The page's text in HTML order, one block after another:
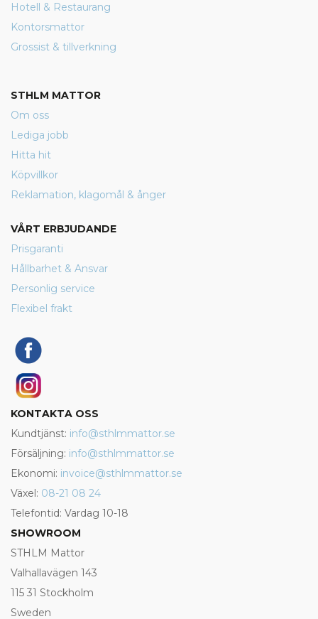
Hotell & Restaurang
Kontorsmattor
Grossist & tillverkning
STHLM MATTOR
Om oss
Lediga jobb
Hitta hit
Köpvillkor
Reklamation, klagomål & ånger
VÅRT ERBJUDANDE
Prisgaranti
Hållbarhet & Ansvar
Personlig service
Flexibel frakt
KONTAKTA OSS
Kundtjänst: info@sthlmmattor.se
Försäljning: info@sthlmmattor.se
Ekonomi: invoice@sthlmmattor.se
Växel: 08-21 08 24
Telefontid: Vardag 10-18
SHOWROOM
STHLM Mattor
Valhallavägen 143
115 31 Stockholm
Sweden